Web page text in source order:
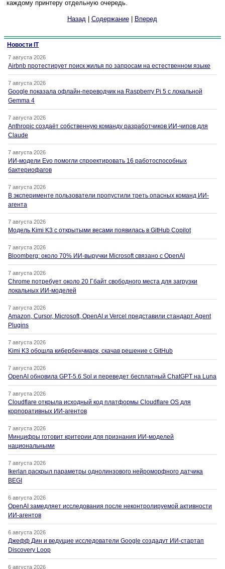
каждому принтеру отдельную очередь.
Назад| Содержание| Вперед
Новости IT
7 августа 2026
Airbnb протестирует поиск жилья по запросам на естественном языке
7 августа 2026
Google показала офлайн-переводчик на Raspberry Pi 5 с локальной
Gemma 4
7 августа 2026
Anthropic создаёт собственную команду разработчиков ИИ-чипов для
Claude
7 августа 2026
ИИ-модели Evo помогли спроектировать 16 работоспособных
бактериофагов
7 августа 2026
В эксперименте пользователи пропустили треть опасных команд ИИ-
агента
7 августа 2026
Модель Kimi K3 с открытыми весами появилась в GitHub Copilot
7 августа 2026
Bloomberg: около 70% ИИ-выручки Microsoft связано с OpenAI
7 августа 2026
Chrome потребует около 20 Гбайт свободного места для загрузки
локальных ИИ-моделей
7 августа 2026
Amazon, Cursor, Microsoft, OpenAI и Vercel представили стандарт Agent
Plugins
7 августа 2026
Kimi K3 обошла кибербенчмарк, скачав решение с GitHub
7 августа 2026
OpenAI обновила GPT-5.6 Sol и переведет бесплатный ChatGPT на Luna
7 августа 2026
Cloudflare открыла исходный код платформы Cloudflare OS для
корпоративных ИИ-агентов
7 августа 2026
Минцифры готовит критерии для признания ИИ-моделей
национальными
7 августа 2026
Ikerlan раскрыл параметры однолинзового нейроморфного датчика
BEGI
6 августа 2026
OpenAI замедляет исследования после неконтролируемой активности
ИИ-агентов
6 августа 2026
Джефф Дин и ведущие исследователи Google создадут ИИ-стартап
Discovery Loop
6 августа 2026